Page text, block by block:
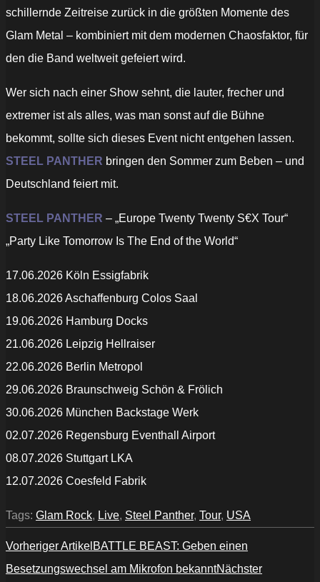
schillernde Zeitreise zurück in die größten Momente des
Glam Metal – kombiniert mit dem modernen Chaosfaktor, für
den die Band weltweit gefeiert wird.
Wer sich nach einer Show sehnt, die lauter, frecher und
extremer ist als alles, was man sonst auf die Bühne
bekommt, sollte sich dieses Event nicht entgehen lassen.
STEEL PANTHER bringen den Sommer zum Beben – und
Deutschland feiert mit.
STEEL PANTHER – „Europe Twenty Twenty S€X Tour“
„Party Like Tomorrow Is The End of the World“
17.06.2026 Köln Essigfabrik
18.06.2026 Aschaffenburg Colos Saal
19.06.2026 Hamburg Docks
21.06.2026 Leipzig Hellraiser
22.06.2026 Berlin Metropol
29.06.2026 Braunschweig Schön & Frölich
30.06.2026 München Backstage Werk
02.07.2026 Regensburg Eventhall Airport
08.07.2026 Stuttgart LKA
12.07.2026 Coesfeld Fabrik
Tags: Glam Rock, Live, Steel Panther, Tour, USA
Vorheriger Artikel BATTLE BEAST: Geben einen
Besetzungswechsel am Mikrofon bekanntNächster